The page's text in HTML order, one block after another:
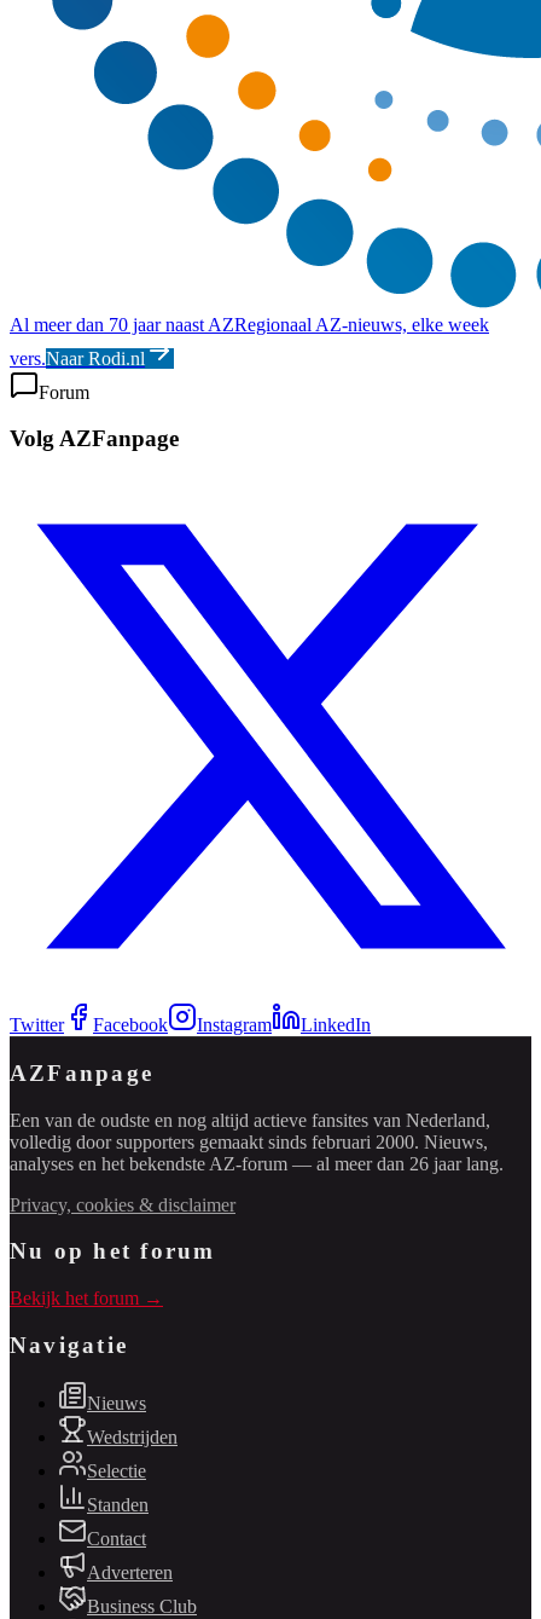
Al meer dan 70 jaar naast AZRegionaal AZ-nieuws, elke week
vers.Naar Rodi.nl
Forum
Volg AZFanpage
Twitter Facebook Instagram LinkedIn
AZFanpage
Een van de oudste en nog altijd actieve fansites van Nederland,
volledig door supporters gemaakt sinds februari 2000. Nieuws,
analyses en het bekendste AZ-forum — al meer dan 26 jaar lang.
Privacy, cookies & disclaimer
Nu op het forum
Bekijk het forum →
Navigatie
Nieuws
Wedstrijden
Selectie
Standen
Contact
Adverteren
Business Club